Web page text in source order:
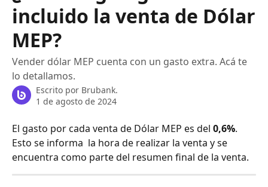
incluido la venta de Dólar
MEP?
Vender dólar MEP cuenta con un gasto extra. Acá te
lo detallamos.
Escrito por Brubank.
1 de agosto de 2024
El gasto por cada venta de Dólar MEP es del 0,6%.
Esto se informa  la hora de realizar la venta y se
encuentra como parte del resumen final de la venta.